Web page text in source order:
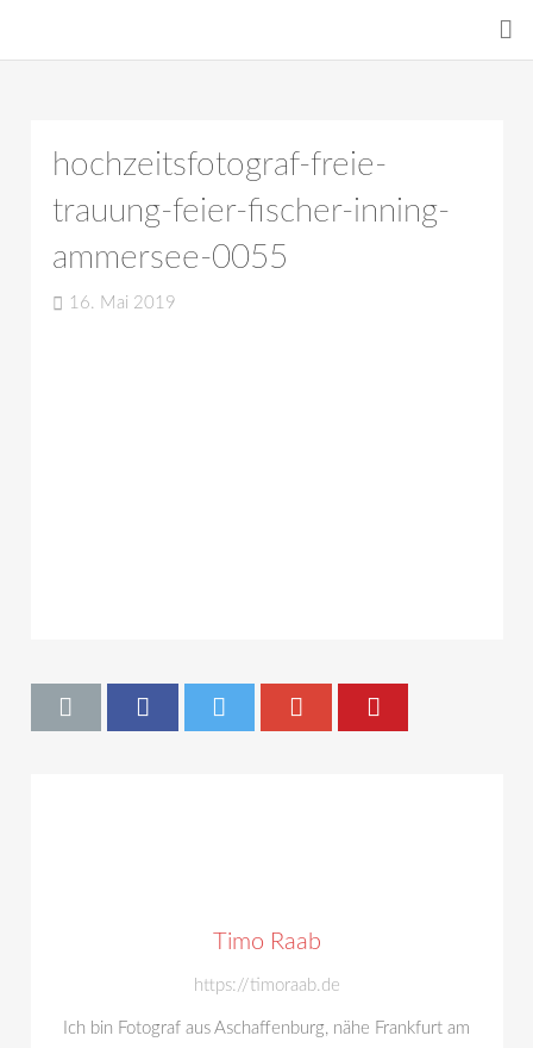
hochzeitsfotograf-freie-
trauung-feier-fischer-inning-
ammersee-0055
16. Mai 2019
Timo Raab
https://timoraab.de
Ich bin Fotograf aus Aschaffenburg, nähe Frankfurt am